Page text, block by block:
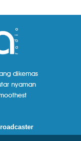
dikemas
nyaman